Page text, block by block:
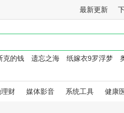
最新更新
克的钱 遗忘之海 纸嫁衣9罗浮梦
财 媒体影音 系统工具 健康